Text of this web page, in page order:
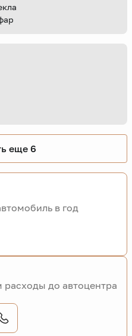
еще 6
в год
до автоцентра